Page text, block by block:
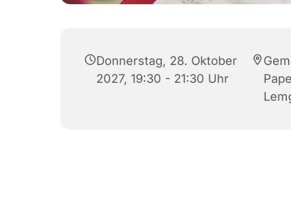
Donnerstag, 28. Oktober
2027, 19:30 - 21:30 Uhr